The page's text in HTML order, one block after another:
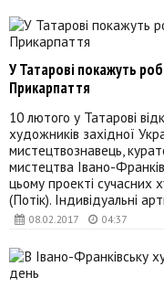
08.02.2017 04:37
У Татарові покажуть
Прикарпаття
10 лютого у Татарові
художників західної
мистецтвознавець,
мистецтва Івано-
цьому проекті сучасних
(Потік). Індивідуальні